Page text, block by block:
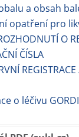
a obsah
opatření pro
O
ČÍSLA
o léčivu